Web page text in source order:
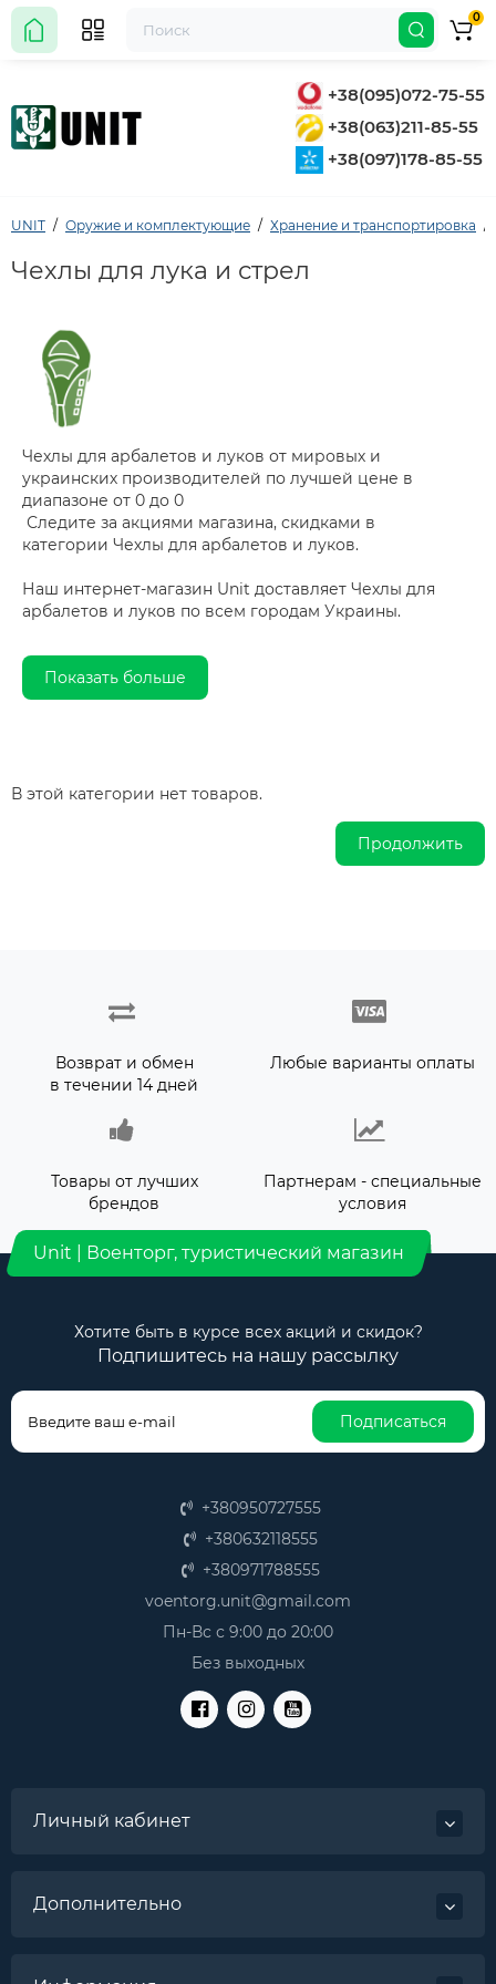
+38(095)072-75-55
+38(063)211-85-55
+38(097)178-85-55
0
UNIT Оружие и комплектующие Хранение и транспортировка
Чехлы для лука и стрел
Чехлы для арбалетов и луков от мировых и
украинских производителей по лучшей цене в
диапазоне от 0 до 0
Следите за акциями магазина, скидками в
категории Чехлы для арбалетов и луков.
Наш интернет-магазин Unit доставляет Чехлы для
арбалетов и луков по всем городам Украины.
Показать больше
В этой категории нет товаров.
Продолжить
Возврат и обмен
в течении 14 дней
Любые варианты оплаты
Товары от лучших
брендов
Партнерам - специальные
условия
Unit | Военторг, туристический магазин
Хотите быть в курсе всех акций и скидок?
Подпишитесь на нашу рассылку
Подписаться
+380950727555
+380632118555
+380971788555
voentorg.unit@gmail.com
Пн-Вс с 9:00 до 20:00
Без выходных
Личный кабинет
Дополнительно